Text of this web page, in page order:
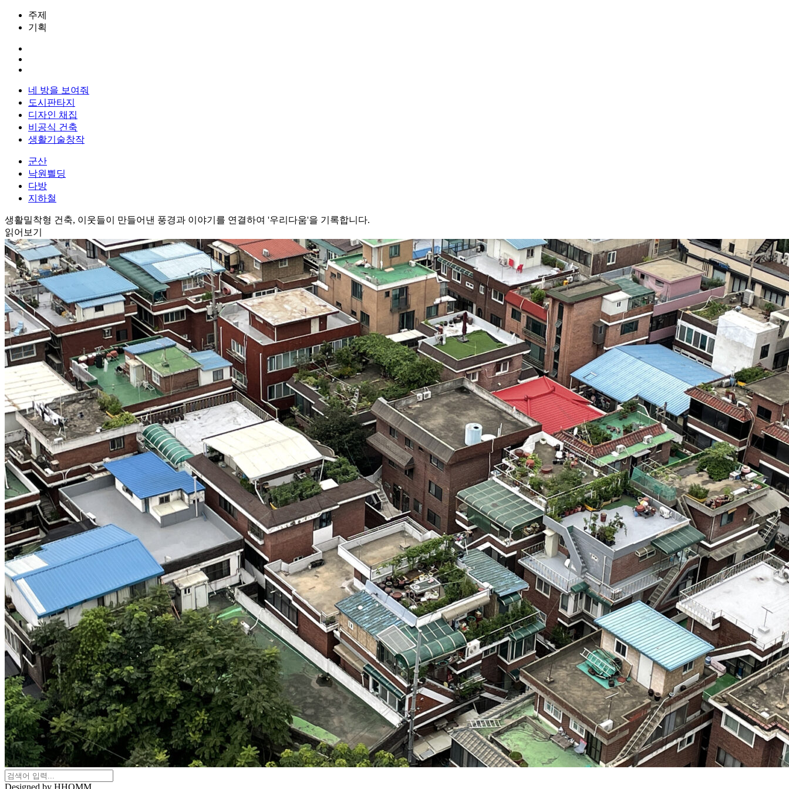
주제
기획
네 방을 보여줘
도시판타지
디자인 채집
비공식 건축
생활기술창작
군산
낙원쁼딩
다방
지하철
생활밀착형 건축, 이웃들이 만들어낸 풍경과 이야기를 연결하여 '우리다움'을 기록합니다.
읽어보기
Designed by HHOMM